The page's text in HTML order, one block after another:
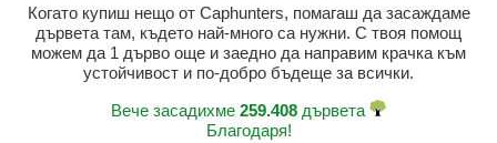
Когато купиш нещо от Caphunters, помагаш да засаждаме
дървета там, където най-много са нужни. С твоя помощ
можем да 1 дърво още и заедно да направим крачка към
устойчивост и по-добро бъдеще за всички.
Вече засадихме 259.408 дървета
Благодаря!